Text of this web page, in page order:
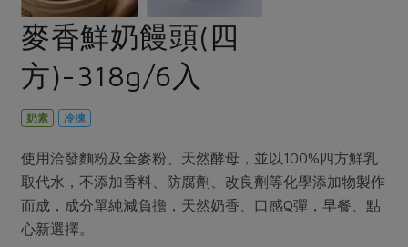
美妝保養
家庭清潔 織品
日用品
防災用品
最新產品
優惠專區
主題食譜
異國料理
養身食補
節慶大餐
高麗菜海鮮煎餅
2024農業發展計畫年度報告
更多議題活動
把最好的台灣味帶回家！
生活者e週報
綠主張月刊
典藏閱覽室
社務專區
選舉專區
最新消息
下載專區
地區活動
麥香鮮奶饅頭(四
方)-318g/6入
奶素 冷凍
使用洽發麵粉及全麥粉、天然酵母，並以100%四方鮮乳
取代水，不添加香料、防腐劑、改良劑等化學添加物製作
而成，成分單純減負擔，天然奶香、口感Q彈，早餐、點
心新選擇。